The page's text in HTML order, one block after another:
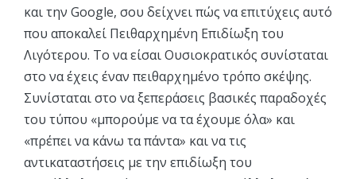
και την Google, σου δείχνει πώς να επιτύχεις αυτό
που αποκαλεί Πειθαρχημένη Επιδίωξη του
Λιγότερου. Το να είσαι Ουσιοκρατικός συνίσταται
στο να έχεις έναν πειθαρχημένο τρόπο σκέψης.
Συνίσταται στο να ξεπεράσεις βασικές παραδοχές
του τύπου «μπορούμε να τα έχουμε όλα» και
«πρέπει να κάνω τα πάντα» και να τις
αντικαταστήσεις με την επιδίωξη του